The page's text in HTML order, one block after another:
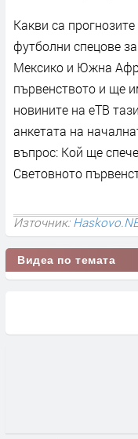
Какви са
футболни спецове
Мексико и Южна
първенството и ще
новините на еТВ
анкетата на
въпрос: Кой ще
Световното
Източник:
Видеа по темата